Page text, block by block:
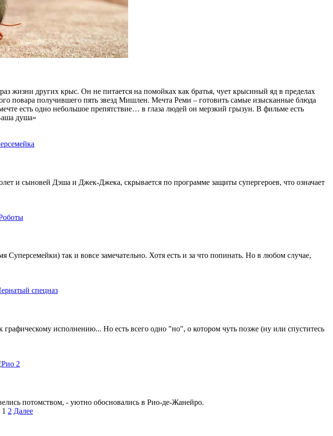
жизни других крыс. Он не питается на помойках как братья, чует крысиный яд в пределах
повара получившего пять звезд Мишлен. Мечта Реми – готовить самые изысканные блюда
есть одно небольшое препятствие… в глаза людей он мерзкий грызун. В фильме есть
душа»
и сыновей Дэша и Джек-Джека, скрывается по программе защиты супергероев, что означает
Суперсемейки) так и вовсе замечательно. Хотя есть и за что попинать. Но в любом случае,
исполнению... Но есть всего одно "но", о котором чуть позже (ну или спуститесь
потомством, - уютно обосновались в Рио-де-Жанейро.
1 2 Далее